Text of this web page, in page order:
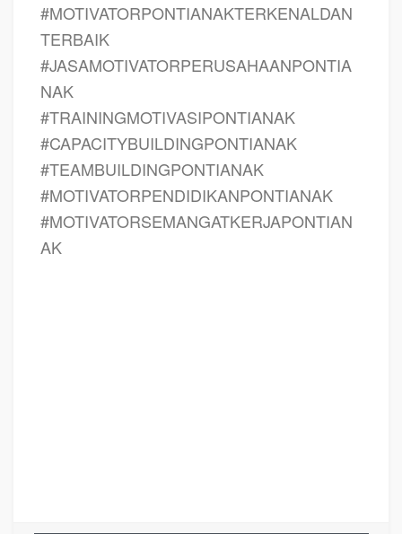
#MOTIVATORPONTIANAKTERKENALDAN
TERBAIK
#JASAMOTIVATORPERUSAHAANPONTIA
NAK
#TRAININGMOTIVASIPONTIANAK
#CAPACITYBUILDINGPONTIANAK
#TEAMBUILDINGPONTIANAK
#MOTIVATORPENDIDIKANPONTIANAK
#MOTIVATORSEMANGATKERJAPONTIAN
AK